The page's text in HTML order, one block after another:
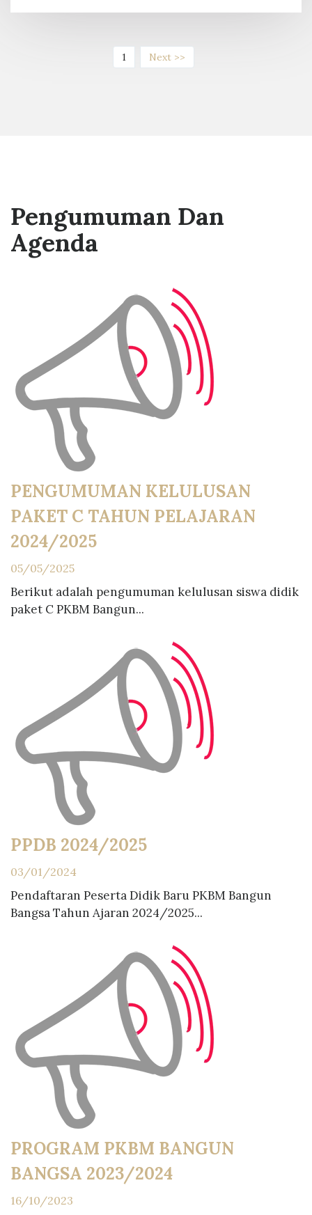
1(current)Next >>
Pengumuman Dan
Agenda
PENGUMUMAN KELULUSAN
PAKET C TAHUN PELAJARAN
2024/2025
05/05/2025
Berikut adalah pengumuman kelulusan siswa didik
paket C PKBM Bangun...
PPDB 2024/2025
03/01/2024
Pendaftaran Peserta Didik Baru PKBM Bangun
Bangsa Tahun Ajaran 2024/2025...
PROGRAM PKBM BANGUN
BANGSA 2023/2024
16/10/2023